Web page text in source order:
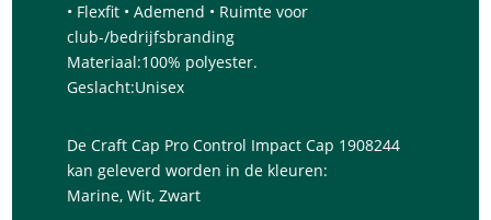
• Flexfit • Ademend • Ruimte voor
club-/bedrijfsbranding
Materiaal:100% polyester.
Geslacht:Unisex
De Craft Cap Pro Control Impact Cap 1908244
kan geleverd worden in de kleuren:
Marine, Wit, Zwart